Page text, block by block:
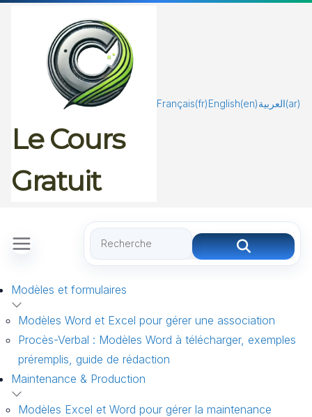
Le Cours
Gratuit
Français(fr) English(en)العربية(ar)
Modèles et formulaires
Modèles Word et Excel pour gérer une association
Procès-Verbal : Modèles Word à télécharger, exemples
préremplis, guide de rédaction
Maintenance & Production
Modèles Excel et Word pour gérer la maintenance